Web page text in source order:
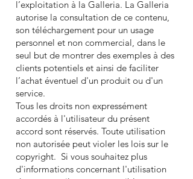
l’exploitation à la Galleria. La Galleria
autorise la consultation de ce contenu,
son téléchargement pour un usage
personnel et non commercial, dans le
seul but de montrer des exemples à des
clients potentiels et ainsi de faciliter
l’achat éventuel d'un produit ou d'un
service.
Tous les droits non expressément
accordés à l'utilisateur du présent
accord sont réservés. Toute utilisation
non autorisée peut violer les lois sur le
copyright. Si vous souhaitez plus
d'informations concernant l'utilisation